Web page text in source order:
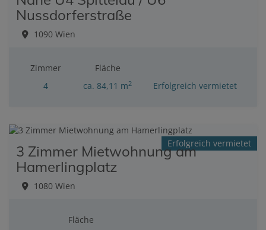
Nussdorferstraße
1090 Wien
Zimmer
4
Fläche
ca. 84,11 m2 Erfolgreich vermietet
Erfolgreich vermietet
3 Zimmer Mietwohnung am
Hamerlingplatz
1080 Wien
Fläche